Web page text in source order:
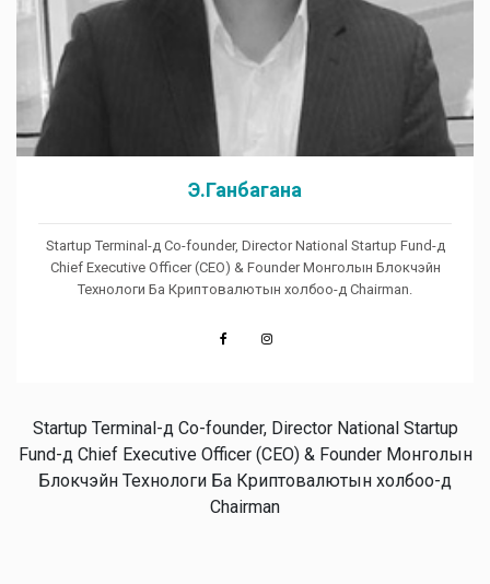
Э.Ганбагана
Startup Terminal-д Co-founder, Director National Startup Fund-д
Chief Executive Officer (CEO) & Founder Монголын Блокчэйн
Технологи Ба Криптовалютын холбоо-д Chairman.
Startup Terminal-д Co-founder, Director National Startup
Fund-д Chief Executive Officer (CEO) & Founder Монголын
Блокчэйн Технологи Ба Криптовалютын холбоо-д
Chairman